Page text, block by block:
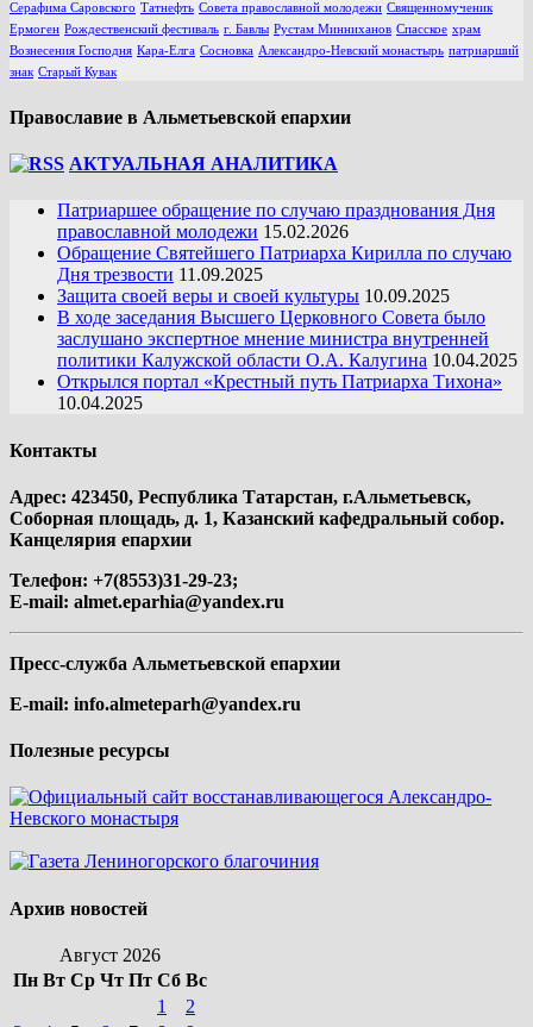
Серафима Саровского Татнефть Совета православной молодежи Священномученик
Ермоген Рождественский фестиваль г. Бавлы Рустам Минниханов Спасское храм
Вознесения Господня Кара-Елга Сосновка Александро-Невский монастырь патриарший
знак Старый Кувак
Православие в Альметьевской епархии
АКТУАЛЬНАЯ АНАЛИТИКА
Патриаршее обращение по случаю празднования Дня
православной молодежи 15.02.2026
Обращение Святейшего Патриарха Кирилла по случаю
Дня трезвости 11.09.2025
Защита своей веры и своей культуры 10.09.2025
В ходе заседания Высшего Церковного Совета было
заслушано экспертное мнение министра внутренней
политики Калужской области О.А. Калугина 10.04.2025
Открылся портал «Крестный путь Патриарха Тихона»
10.04.2025
Контакты
Адрес: 423450, Республика Татарстан, г.Альметьевск,
Соборная площадь, д. 1, Казанский кафедральный собор.
Канцелярия епархии
Телефон: +7(8553)31-29-23;
E-mail: almet.eparhia@yandex.ru
Пресс-служба Альметьевской епархии
E-mail: info.almeteparh@yandex.ru
Полезные ресурсы
Архив новостей
Август 2026
Пн Вт Ср Чт Пт Сб Вс
1
2